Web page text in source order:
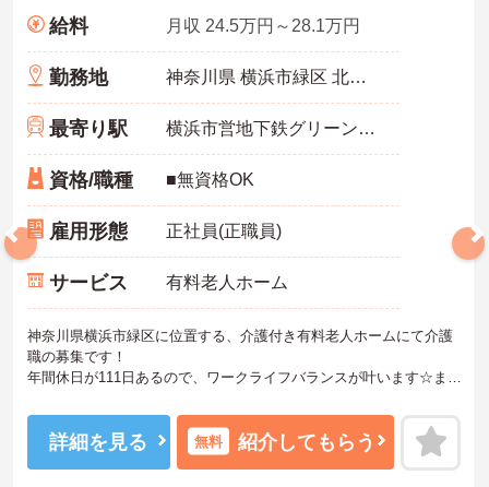
給料 月収 24.5万円～28.1万円
勤務地 神奈川県 横浜市緑区 北八朔町1974-1
最寄り駅 横浜市営地下鉄グリーンライン「川和町駅」バス・車6分
資格/職種 ■無資格OK
雇用形態 正社員(正職員)
サービス 有料老人ホーム
神奈川県横浜市緑区に位置する、介護付き有料老人ホームにて介護
職の募集です！
年間休日が111日あるので、ワークライフバランスが叶います☆ま
ご興味のある方には、面接対策ポイントなど、さらに詳細をお話し
いたしますのでお気軽にご相談ください！
詳細を見る 無料 紹介してもらう